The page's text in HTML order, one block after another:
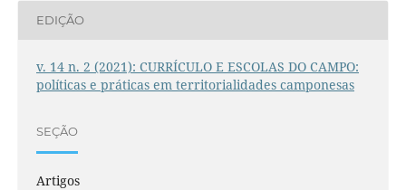
EDIÇÃO
v. 14 n. 2 (2021): CURRÍCULO E ESCOLAS DO CAMPO:
políticas e práticas em territorialidades camponesas
SEÇÃO
Artigos